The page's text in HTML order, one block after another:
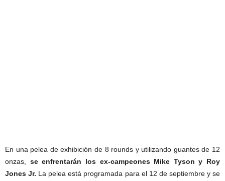
En una pelea de exhibición de 8 rounds y utilizando guantes de 12
onzas, se enfrentarán los ex-campeones Mike Tyson y Roy
Jones Jr. La pelea está programada para el 12 de septiembre y se